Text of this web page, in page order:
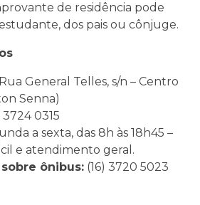
de residência pode
dos pais ou cônjuge.
Rua General Telles, s/n – Centro
Senna)
3724 0315
a sexta, das 8h às 18h45 –
e atendimento geral.
ônibus: (16) 3720 5023